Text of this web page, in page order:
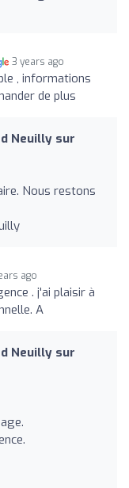
3 years ago
, informations
de plus
Neuilly sur
Nous restons
ago
. j'ai plaisir à
A
Neuilly sur